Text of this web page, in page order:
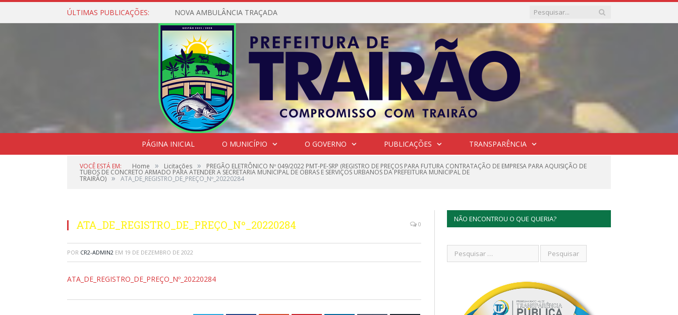
ÚLTIMAS PUBLICAÇÕES: NOVA AMBULÂNCIA TRAÇADA
PÁGINA INICIAL O MUNICÍPIO O GOVERNO PUBLICAÇÕES TRANSPARÊNCIA
VOCÊ ESTÁ EM: Home » Licitações » PREGÃO ELETRÔNICO Nº 049/2022 PMT-PE-SRP (REGISTRO DE PREÇOS PARA FUTURA CONTRATAÇÃO DE EMPRESA PARA AQUISIÇÃO DE
TUBOS DE CONCRETO ARMADO PARA ATENDER A SECRETARIA MUNICIPAL DE OBRAS E SERVIÇOS URBANOS DA PREFEITURA MUNICIPAL DE
TRAIRÃO) » ATA_DE_REGISTRO_DE_PREÇO_Nº_20220284
ATA_DE_REGISTRO_DE_PREÇO_Nº_20220284 0
POR CR2-ADMIN2 EM 19 DE DEZEMBRO DE 2022
ATA_DE_REGISTRO_DE_PREÇO_Nº_20220284
NÃO ENCONTROU O QUE QUERIA?